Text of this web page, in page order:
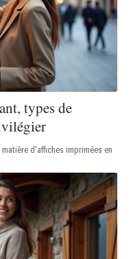
types de
d'affiches imprimées en